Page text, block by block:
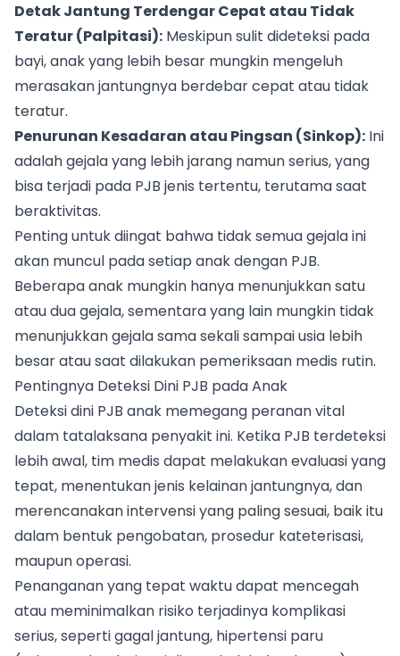
Detak Jantung Terdengar Cepat atau Tidak
Teratur (Palpitasi): Meskipun sulit dideteksi pada
bayi, anak yang lebih besar mungkin mengeluh
merasakan jantungnya berdebar cepat atau tidak
teratur.
Penurunan Kesadaran atau Pingsan (Sinkop): Ini
adalah gejala yang lebih jarang namun serius, yang
bisa terjadi pada PJB jenis tertentu, terutama saat
beraktivitas.
Penting untuk diingat bahwa tidak semua gejala ini
akan muncul pada setiap anak dengan PJB.
Beberapa anak mungkin hanya menunjukkan satu
atau dua gejala, sementara yang lain mungkin tidak
menunjukkan gejala sama sekali sampai usia lebih
besar atau saat dilakukan pemeriksaan medis rutin.
Pentingnya Deteksi Dini PJB pada Anak
Deteksi dini PJB anak memegang peranan vital
dalam tatalaksana penyakit ini. Ketika PJB terdeteksi
lebih awal, tim medis dapat melakukan evaluasi yang
tepat, menentukan jenis kelainan jantungnya, dan
merencanakan intervensi yang paling sesuai, baik itu
dalam bentuk pengobatan, prosedur kateterisasi,
maupun operasi.
Penanganan yang tepat waktu dapat mencegah
atau meminimalkan risiko terjadinya komplikasi
serius, seperti gagal jantung, hipertensi paru